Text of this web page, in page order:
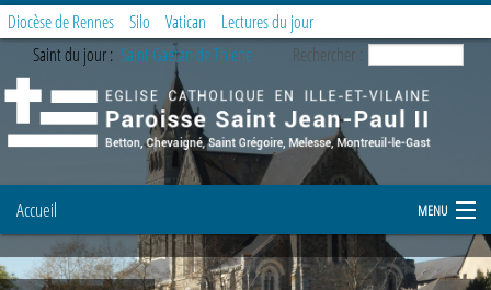
Diocèse de Rennes Silo Vatican
Lectures du jour
Saint du jour : Saint Gaétan de Thiene Rechercher :
Accueil MENU
Notre paroisse